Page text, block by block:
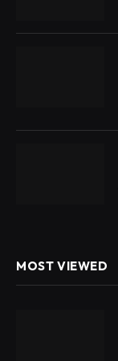
MOST VIEWED